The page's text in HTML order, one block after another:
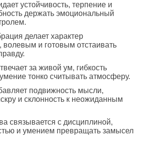
устойчивость, терпение и
держать эмоциональный
делает характер
и готовым отстаивать
за живой ум, гибкость
тонко считывать атмосферу.
подвижность мысли,
и склонность к неожиданным
связывается с дисциплиной,
и умением превращать замысел